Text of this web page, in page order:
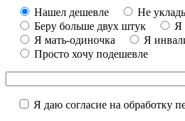
Нашел дешевле
Не
Беру больше двух штук
Я
Я мать-одиночка
Я
Просто хочу подешевле
Я даю согласие на обработку